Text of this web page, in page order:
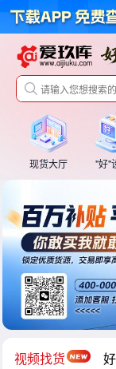
现货大厅 "好"
视频找货